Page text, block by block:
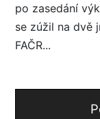
po zasedání
se zúžil na dvě
FAČR...